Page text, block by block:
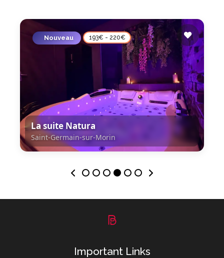
Exclusif 153€ - 219€
Évreux, France
La suite Prestige
Évreux, France 5.0
Important Links